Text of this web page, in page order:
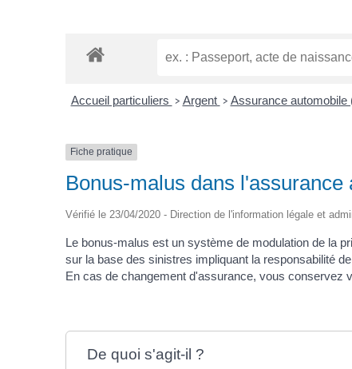
Accueil particuliers > Argent > Assurance automobile
Fiche pratique
Bonus-malus dans l'assurance
Vérifié le 23/04/2020 - Direction de l'information légale et
Le bonus-malus est un système de modulation de la
sur la base des sinistres impliquant la responsabilité
En cas de changement d'assurance, vous conservez
De quoi s'agit-il ?